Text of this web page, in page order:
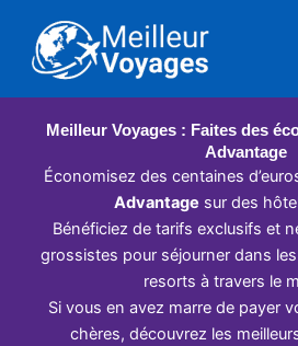
contenu
Meilleur Voyages : Faites des
Advantage
Économisez des centaines
Advantage sur des
Bénéficiez de tarifs exclusifs et
grossistes pour séjourner dans
resorts à travers le
Si vous en avez marre de payer
chères, découvrez les